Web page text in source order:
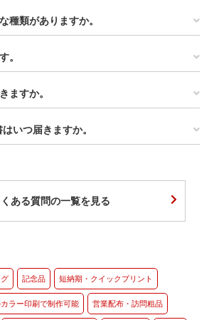
種類がありますか。
。
ますか。
いつ届きますか。
くある質問の一覧を見る
記念品 短納期・クイックプリント
ラー印刷で制作可能 営業配布・訪問粗品